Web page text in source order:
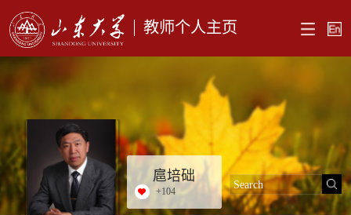
教师个人主页
扈培础
+104